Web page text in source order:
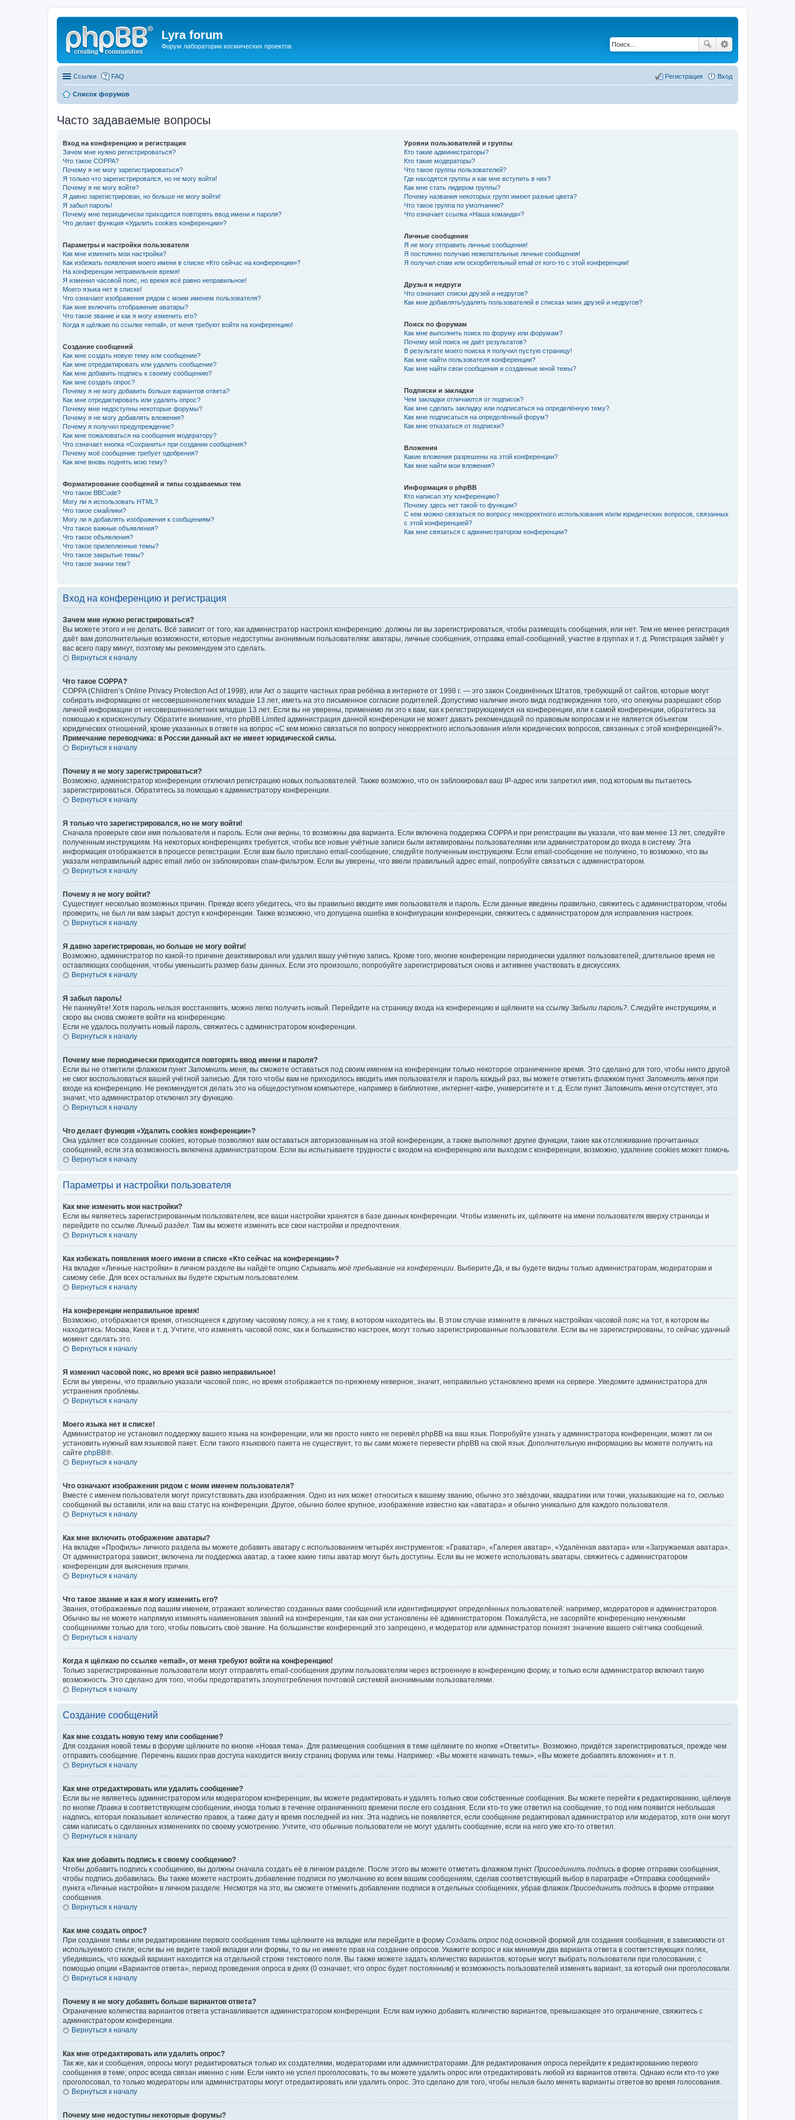
Lyra forum
Форум лаборатории космических проектов
Ссылки FAQ Вход
Регистрация
Список форумов
Часто задаваемые вопросы
Вход на конференцию и регистрация
Зачем мне нужно регистрироваться?
Что такое COPPA?
Почему я не могу зарегистрироваться?
Я только что зарегистрировался, но не могу войти!
Почему я не могу войти?
Я давно зарегистрирован, но больше не могу войти!
Я забыл пароль!
Почему мне периодически приходится повторять ввод имени и пароля?
Что делает функция «Удалить cookies конференции»?
Параметры и настройки пользователя
Как мне изменить мои настройки?
Как избежать появления моего имени в списке «Кто сейчас на конференции»?
На конференции неправильное время!
Я изменил часовой пояс, но время всё равно неправильное!
Моего языка нет в списке!
Что означают изображения рядом с моим именем пользователя?
Как мне включить отображение аватары?
Что такое звание и как я могу изменить его?
Когда я щёлкаю по ссылке «email», от меня требуют войти на конференцию!
Создание сообщений
Как мне создать новую тему или сообщение?
Как мне отредактировать или удалить сообщение?
Как мне добавить подпись к своему сообщению?
Как мне создать опрос?
Почему я не могу добавить больше вариантов ответа?
Как мне отредактировать или удалить опрос?
Почему мне недоступны некоторые форумы?
Почему я не могу добавлять вложения?
Почему я получил предупреждение?
Как мне пожаловаться на сообщения модератору?
Что означает кнопка «Сохранить» при создании сообщения?
Почему моё сообщение требует одобрения?
Как мне вновь поднять мою тему?
Форматирование сообщений и типы создаваемых тем
Что такое BBCode?
Могу ли я использовать HTML?
Что такое смайлики?
Могу ли я добавлять изображения к сообщениям?
Что такое важные объявления?
Что такое объявления?
Что такое прилепленные темы?
Что такое закрытые темы?
Что такое значки тем?
Уровни пользователей и группы
Кто такие администраторы?
Кто такие модераторы?
Что такое группы пользователей?
Где находятся группы и как мне вступить в них?
Как мне стать лидером группы?
Почему названия некоторых групп имеют разные цвета?
Что такое группа по умолчанию?
Что означает ссылка «Наша команда»?
Личные сообщения
Я не могу отправить личные сообщения!
Я постоянно получаю нежелательные личные сообщения!
Я получил спам или оскорбительный email от кого-то с этой конференции!
Друзья и недруги
Что означают списки друзей и недругов?
Как мне добавлять/удалять пользователей в списках моих друзей и недругов?
Поиск по форумам
Как мне выполнить поиск по форуму или форумам?
Почему мой поиск не даёт результатов?
В результате моего поиска я получил пустую страницу!
Как мне найти пользователя конференции?
Как мне найти свои сообщения и созданные мной темы?
Подписки и закладки
Чем закладки отличаются от подписок?
Как мне сделать закладку или подписаться на определённую тему?
Как мне подписаться на определённый форум?
Как мне отказаться от подписки?
Вложения
Какие вложения разрешены на этой конференции?
Как мне найти мои вложения?
Информация о phpBB
Кто написал эту конференцию?
Почему здесь нет такой-то функции?
С кем можно связаться по вопросу некорректного использования и/или юридических вопросов, связанных
с этой конференцией?
Как мне связаться с администратором конференции?
Вход на конференцию и регистрация
Зачем мне нужно регистрироваться?
Вы можете этого и не делать. Всё зависит от того, как администратор настроил конференцию: должны ли вы зарегистрироваться, чтобы размещать сообщения, или нет. Тем не менее регистрация
даёт вам дополнительные возможности, которые недоступны анонимным пользователям: аватары, личные сообщения, отправка email-сообщений, участие в группах и т. д. Регистрация займёт у
вас всего пару минут, поэтому мы рекомендуем это сделать.
Вернуться к началу
Что такое COPPA?
COPPA (Children’s Online Privacy Protection Act of 1998), или Акт о защите частных прав ребёнка в интернете от 1998 г. — это закон Соединённых Штатов, требующий от сайтов, которые могут
собирать информацию от несовершеннолетних младше 13 лет, иметь на это письменное согласие родителей. Допустимо наличие иного вида подтверждения того, что опекуны разрешают сбор
личной информации от несовершеннолетних младше 13 лет. Если вы не уверены, применимо ли это к вам, как к регистрирующемуся на конференции, или к самой конференции, обратитесь за
помощью к юрисконсульту. Обратите внимание, что phpBB Limited администрация данной конференции не может давать рекомендаций по правовым вопросам и не является объектом
юридических отношений, кроме указанных в ответе на вопрос «С кем можно связаться по вопросу некорректного использования и/или юридических вопросов, связанных с этой конференцией?».
Примечание переводчика: в России данный акт не имеет юридической силы.
Вернуться к началу
Почему я не могу зарегистрироваться?
Возможно, администратор конференции отключил регистрацию новых пользователей. Также возможно, что он заблокировал ваш IP-адрес или запретил имя, под которым вы пытаетесь
зарегистрироваться. Обратитесь за помощью к администратору конференции.
Вернуться к началу
Я только что зарегистрировался, но не могу войти!
Сначала проверьте свои имя пользователя и пароль. Если они верны, то возможны два варианта. Если включена поддержка COPPA и при регистрации вы указали, что вам менее 13 лет, следуйте
полученным инструкциям. На некоторых конференциях требуется, чтобы все новые учётные записи были активированы пользователями или администратором до входа в систему. Эта
информация отображается в процессе регистрации. Если вам было прислано email-сообщение, следуйте полученным инструкциям. Если email-сообщение не получено, то возможно, что вы
указали неправильный адрес email либо он заблокирован спам-фильтром. Если вы уверены, что ввели правильный адрес email, попробуйте связаться с администратором.
Вернуться к началу
Почему я не могу войти?
Существует несколько возможных причин. Прежде всего убедитесь, что вы правильно вводите имя пользователя и пароль. Если данные введены правильно, свяжитесь с администратором, чтобы
проверить, не был ли вам закрыт доступ к конференции. Также возможно, что допущена ошибка в конфигурации конференции, свяжитесь с администратором для исправления настроек.
Вернуться к началу
Я давно зарегистрирован, но больше не могу войти!
Возможно, администратор по какой-то причине деактивировал или удалил вашу учётную запись. Кроме того, многие конференции периодически удаляют пользователей, длительное время не
оставляющих сообщения, чтобы уменьшить размер базы данных. Если это произошло, попробуйте зарегистрироваться снова и активнее участвовать в дискуссиях.
Вернуться к началу
Я забыл пароль!
Не паникуйте! Хотя пароль нельзя восстановить, можно легко получить новый. Перейдите на страницу входа на конференцию и щёлкните на ссылку Забыли пароль? . Следуйте инструкциям, и
скоро вы снова сможете войти на конференцию.
Если не удалось получить новый пароль, свяжитесь с администратором конференции.
Вернуться к началу
Почему мне периодически приходится повторять ввод имени и пароля?
Если вы не отметили флажком пункт Запомнить меня , вы сможете оставаться под своим именем на конференции только некоторое ограниченное время. Это сделано для того, чтобы никто другой
не смог воспользоваться вашей учётной записью. Для того чтобы вам не приходилось вводить имя пользователя и пароль каждый раз, вы можете отметить флажком пункт Запомнить меня при
входе на конференцию. Не рекомендуется делать это на общедоступном компьютере, например в библиотеке, интернет-кафе, университете и т. д. Если пункт Запомнить меня отсутствует, это
значит, что администратор отключил эту функцию.
Вернуться к началу
Что делает функция «Удалить cookies конференции»?
Она удаляет все созданные cookies, которые позволяют вам оставаться авторизованным на этой конференции, а также выполняют другие функции, такие как отслеживание прочитанных
сообщений, если эта возможность включена администратором. Если вы испытываете трудности с входом на конференцию или выходом с конференции, возможно, удаление cookies может помочь.
Вернуться к началу
Параметры и настройки пользователя
Как мне изменить мои настройки?
Если вы являетесь зарегистрированным пользователем, все ваши настройки хранятся в базе данных конференции. Чтобы изменить их, щёлкните на имени пользователя вверху страницы и
перейдите по ссылке Личный раздел . Там вы можете изменить все свои настройки и предпочтения.
Вернуться к началу
Как избежать появления моего имени в списке «Кто сейчас на конференции»?
На вкладке «Личные настройки» в личном разделе вы найдёте опцию Скрывать моё пребывание на конференции . Выберите Да , и вы будете видны только администраторам, модераторам и
самому себе. Для всех остальных вы будете скрытым пользователем.
Вернуться к началу
На конференции неправильное время!
Возможно, отображается время, относящееся к другому часовому поясу, а не к тому, в котором находитесь вы. В этом случае измените в личных настройках часовой пояс на тот, в котором вы
находитесь: Москва, Киев и т. д. Учтите, что изменять часовой пояс, как и большинство настроек, могут только зарегистрированные пользователи. Если вы не зарегистрированы, то сейчас удачный
момент сделать это.
Вернуться к началу
Я изменил часовой пояс, но время всё равно неправильное!
Если вы уверены, что правильно указали часовой пояс, но время отображается по-прежнему неверное, значит, неправильно установлено время на сервере. Уведомите администратора для
устранения проблемы.
Вернуться к началу
Моего языка нет в списке!
Администратор не установил поддержку вашего языка на конференции, или же просто никто не перевёл phpBB на ваш язык. Попробуйте узнать у администратора конференции, может ли он
установить нужный вам языковой пакет. Если такого языкового пакета не существует, то вы сами можете перевести phpBB на свой язык. Дополнительную информацию вы можете получить на
сайте phpBB®.
Вернуться к началу
Что означают изображения рядом с моим именем пользователя?
Вместе с именем пользователя могут присутствовать два изображения. Одно из них может относиться к вашему званию, обычно это звёздочки, квадратики или точки, указывающие на то, сколько
сообщений вы оставили, или на ваш статус на конференции. Другое, обычно более крупное, изображение известно как «аватара» и обычно уникально для каждого пользователя.
Вернуться к началу
Как мне включить отображение аватары?
На вкладке «Профиль» личного раздела вы можете добавить аватару с использованием четырёх инструментов: «Граватар», «Галерея аватар», «Удалённая аватара» или «Загружаемая аватара».
От администратора зависит, включена ли поддержка аватар, а также какие типы аватар могут быть доступны. Если вы не можете использовать аватары, свяжитесь с администратором
конференции для выяснения причин.
Вернуться к началу
Что такое звание и как я могу изменить его?
Звания, отображаемые под вашим именем, отражают количество созданных вами сообщений или идентифицируют определённых пользователей: например, модераторов и администраторов.
Обычно вы не можете напрямую изменять наименования званий на конференции, так как они установлены её администратором. Пожалуйста, не засоряйте конференцию ненужными
сообщениями только для того, чтобы повысить своё звание. На большинстве конференций это запрещено, и модератор или администратор понизят значение вашего счётчика сообщений.
Вернуться к началу
Когда я щёлкаю по ссылке «email», от меня требуют войти на конференцию!
Только зарегистрированные пользователи могут отправлять email-сообщения другим пользователям через встроенную в конференцию форму, и только если администратор включил такую
возможность. Это сделано для того, чтобы предотвратить злоупотребления почтовой системой анонимными пользователями.
Вернуться к началу
Создание сообщений
Как мне создать новую тему или сообщение?
Для создания новой темы в форуме щёлкните по кнопке «Новая тема». Для размещения сообщения в теме щёлкните по кнопке «Ответить». Возможно, придётся зарегистрироваться, прежде чем
отправить сообщение. Перечень ваших прав доступа находится внизу страниц форума или темы. Например: «Вы можете начинать темы», «Вы можете добавлять вложения» и т. п.
Вернуться к началу
Как мне отредактировать или удалить сообщение?
Если вы не являетесь администратором или модератором конференции, вы можете редактировать и удалять только свои собственные сообщения. Вы можете перейти к редактированию, щёлкнув
по кнопке Правка в соответствующем сообщении, иногда только в течение ограниченного времени после его создания. Если кто-то уже ответил на сообщение, то под ним появится небольшая
надпись, которая показывает количество правок, а также дату и время последней из них. Эта надпись не появляется, если сообщение редактировал администратор или модератор, хотя они могут
сами написать о сделанных изменениях по своему усмотрению. Учтите, что обычные пользователи не могут удалить сообщение, если на него уже кто-то ответил.
Вернуться к началу
Как мне добавить подпись к своему сообщению?
Чтобы добавить подпись к сообщению, вы должны сначала создать её в личном разделе. После этого вы можете отметить флажком пункт Присоединить подпись в форме отправки сообщения,
чтобы подпись добавилась. Вы также можете настроить добавление подписи по умолчанию ко всем вашим сообщениям, сделав соответствующий выбор в параграфе «Отправка сообщений»
пункта «Личные настройки» в личном разделе. Несмотря на это, вы сможете отменить добавление подписи в отдельных сообщениях, убрав флажок Присоединить подпись в форме отправки
сообщения.
Вернуться к началу
Как мне создать опрос?
При создании темы или редактировании первого сообщения темы щёлкните на вкладке или перейдите в форму Создать опрос под основной формой для создания сообщения, в зависимости от
используемого стиля; если вы не видите такой вкладки или формы, то вы не имеете прав на создание опросов. Укажите вопрос и как минимум два варианта ответа в соответствующих полях,
убедившись, что каждый вариант находится на отдельной строке текстового поля. Вы также можете задать количество вариантов, которые могут выбрать пользователи при голосовании, с
помощью опции «Вариантов ответа», период проведения опроса в днях (0 означает, что опрос будет постоянным) и возможность пользователей изменять вариант, за который они проголосовали.
Вернуться к началу
Почему я не могу добавить больше вариантов ответа?
Ограничение количества вариантов ответа устанавливается администратором конференции. Если вам нужно добавить количество вариантов, превышающее это ограничение, свяжитесь с
администратором конференции.
Вернуться к началу
Как мне отредактировать или удалить опрос?
Так же, как и сообщения, опросы могут редактироваться только их создателями, модераторами или администраторами. Для редактирования опроса перейдите к редактированию первого
сообщения в теме; опрос всегда связан именно с ним. Если никто не успел проголосовать, то вы можете удалить опрос или отредактировать любой из вариантов ответа. Однако если кто-то уже
проголосовал, то только модераторы или администраторы могут отредактировать или удалить опрос. Это сделано для того, чтобы нельзя было менять варианты ответов во время голосования.
Вернуться к началу
Почему мне недоступны некоторые форумы?